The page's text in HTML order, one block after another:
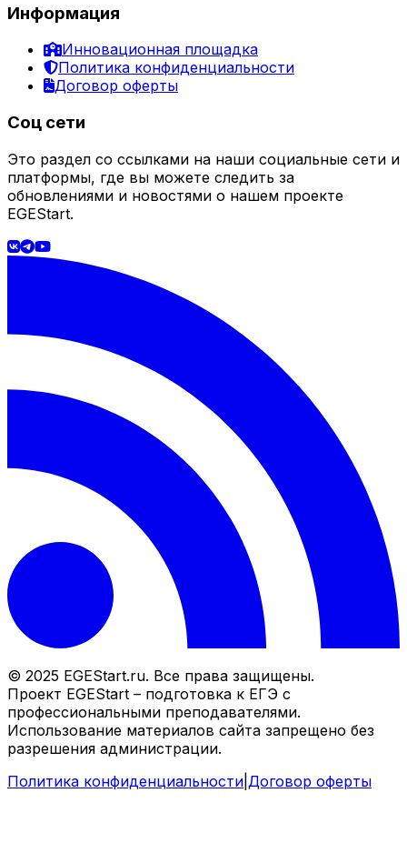
Информация
Инновационная площадка
Политика конфиденциальности
Договор оферты
Соц сети
Это раздел со ссылками на наши социальные сети и
платформы, где вы можете следить за
обновлениями и новостями о нашем проекте
EGEStart.
© 2025 EGEStart.ru. Все права защищены.
Проект EGEStart – подготовка к ЕГЭ с
профессиональными преподавателями.
Использование материалов сайта запрещено без
разрешения администрации.
Политика конфиденциальности Договор оферты